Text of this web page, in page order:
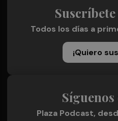
Todos los días a
¡Quiero
Síguenos
Plaza Podcast,